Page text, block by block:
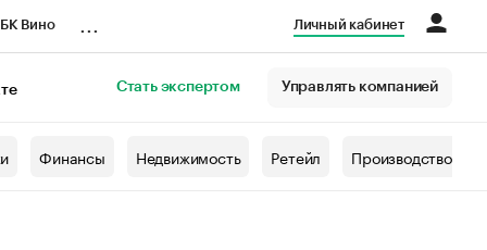
Вино Личный кабинет
Стать экспертом Управлять компанией
Финансы Недвижимость Ретейл Производство